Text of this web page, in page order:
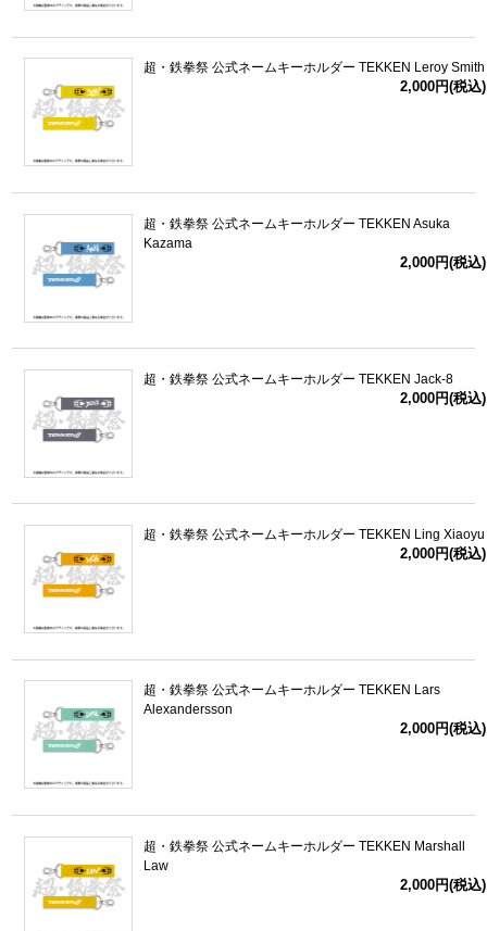
超・鉄拳祭 公式ネームキーホルダー TEKKEN Leroy Smith
2,000円(税込)
超・鉄拳祭 公式ネームキーホルダー TEKKEN Asuka
Kazama
2,000円(税込)
超・鉄拳祭 公式ネームキーホルダー TEKKEN Jack-8
2,000円(税込)
超・鉄拳祭 公式ネームキーホルダー TEKKEN Ling Xiaoyu
2,000円(税込)
超・鉄拳祭 公式ネームキーホルダー TEKKEN Lars
Alexandersson
2,000円(税込)
超・鉄拳祭 公式ネームキーホルダー TEKKEN Marshall
Law
2,000円(税込)